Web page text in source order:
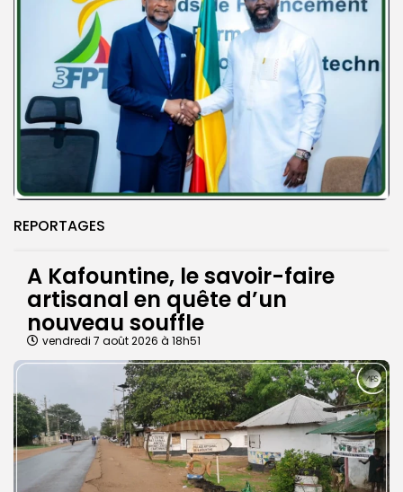
REPORTAGES
A Kafountine, le savoir-faire
artisanal en quête d’un
nouveau souffle
vendredi 7 août 2026 à 18h51